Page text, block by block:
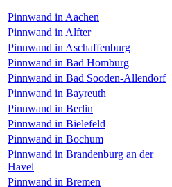
Pinnwand in Aachen
Pinnwand in Alfter
Pinnwand in Aschaffenburg
Pinnwand in Bad Homburg
Pinnwand in Bad Sooden-Allendorf
Pinnwand in Bayreuth
Pinnwand in Berlin
Pinnwand in Bielefeld
Pinnwand in Bochum
Pinnwand in Brandenburg an der
Havel
Pinnwand in Bremen